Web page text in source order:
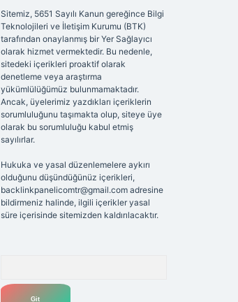
Sitemiz, 5651 Sayılı Kanun gereğince Bilgi
Teknolojileri ve İletişim Kurumu (BTK)
tarafından onaylanmış bir Yer Sağlayıcı
olarak hizmet vermektedir. Bu nedenle,
sitedeki içerikleri proaktif olarak
denetleme veya araştırma
yükümlülüğümüz bulunmamaktadır.
Ancak, üyelerimiz yazdıkları içeriklerin
sorumluluğunu taşımakta olup, siteye üye
olarak bu sorumluluğu kabul etmiş
sayılırlar.
Hukuka ve yasal düzenlemelere aykırı
olduğunu düşündüğünüz içerikleri,
backlinkpanelicomtr@gmail.comadresine
bildirmeniz halinde, ilgili içerikler yasal
süre içerisinde sitemizden kaldırılacaktır.